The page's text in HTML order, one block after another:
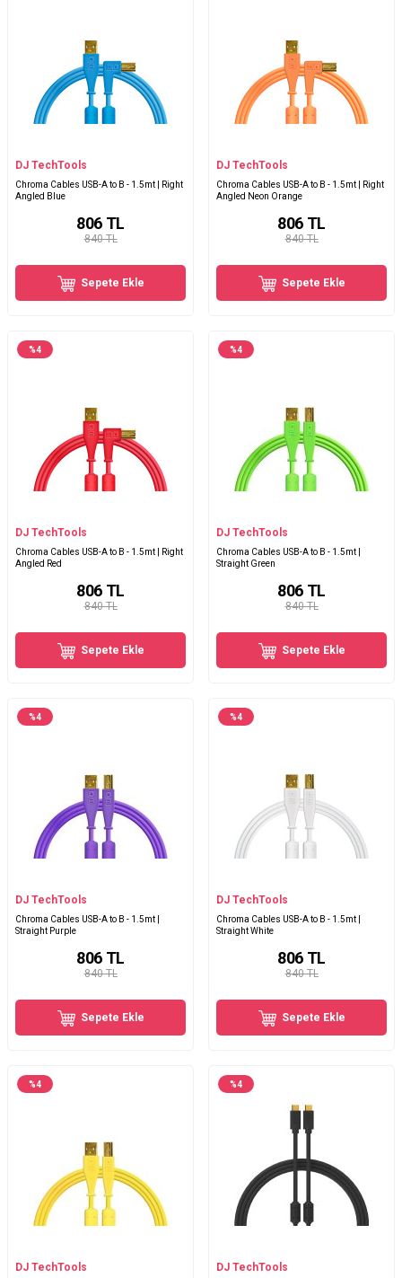
DJ TechTools
Chroma Cables USB-A to B - 1.5mt | Right
Angled Blue
840 TL
806 TL
Sepete Ekle
DJ TechTools
Chroma Cables USB-A to B - 1.5mt | Right
Angled Neon Orange
840 TL
806 TL
Sepete Ekle
%4
DJ TechTools
Chroma Cables USB-A to B - 1.5mt | Right
Angled Red
840 TL
806 TL
Sepete Ekle
%4
DJ TechTools
Chroma Cables USB-A to B - 1.5mt |
Straight Green
840 TL
806 TL
Sepete Ekle
%4
DJ TechTools
Chroma Cables USB-A to B - 1.5mt |
Straight Purple
840 TL
806 TL
Sepete Ekle
%4
DJ TechTools
Chroma Cables USB-A to B - 1.5mt |
Straight White
840 TL
806 TL
Sepete Ekle
%4
DJ TechTools
%4
DJ TechTools